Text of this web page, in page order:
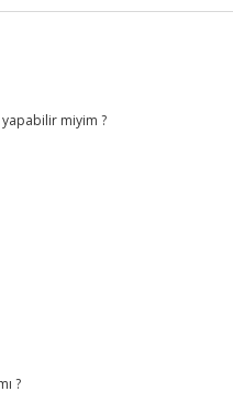
yapabilir miyim ?
?